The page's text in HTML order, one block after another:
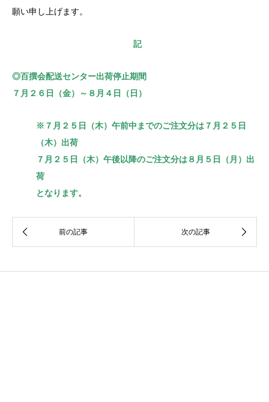
願い申し上げます。
記
◎百撰会配送センター出荷停止期間
７月２６日（金）～８月４日（日）
※７月２５日（木）午前中までのご注文分は７月２５日
（木）出荷
７月２５日（木）午後以降のご注文分は８月５日（月）出
荷
となります。